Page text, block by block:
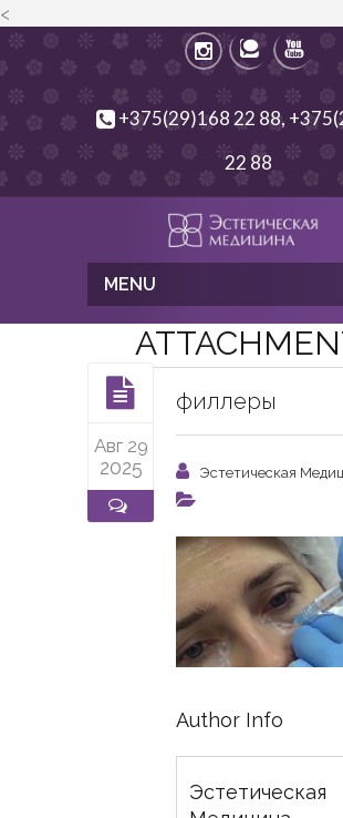
<
+375(29)168 22 88,
22 88
MENU
Авг 29
2025
филлеры
Эстетическая
Author Info
Эстетическая